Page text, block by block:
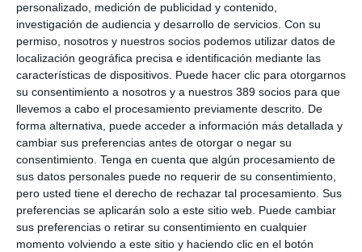
personalizado, medición de publicidad y contenido,
investigación de audiencia y desarrollo de servicios. Con su
permiso, nosotros y nuestros socios podemos utilizar datos de
localización geográfica precisa e identificación mediante las
características de dispositivos. Puede hacer clic para otorgarnos
su consentimiento a nosotros y a nuestros 389 socios para que
llevemos a cabo el procesamiento previamente descrito. De
forma alternativa, puede acceder a información más detallada y
cambiar sus preferencias antes de otorgar o negar su
consentimiento. Tenga en cuenta que algún procesamiento de
sus datos personales puede no requerir de su consentimiento,
pero usted tiene el derecho de rechazar tal procesamiento. Sus
preferencias se aplicarán solo a este sitio web. Puede cambiar
sus preferencias o retirar su consentimiento en cualquier
momento volviendo a este sitio y haciendo clic en el botón
Las imágenes se podrán contemplar en el Paseo del Salón de
Granada desde hasta el 27 de noviembre.
ARTÍCULOS RELACIONADOS
Fundación AXA trae a la pintora Clara Peeters al Prado
La Fundación AXA reúne a más de 400 personas en su tradicional
concierto anual
LO ÚLTIMO
La verdad sobre la IA en el seguro: qué funciona ya y qué sigue